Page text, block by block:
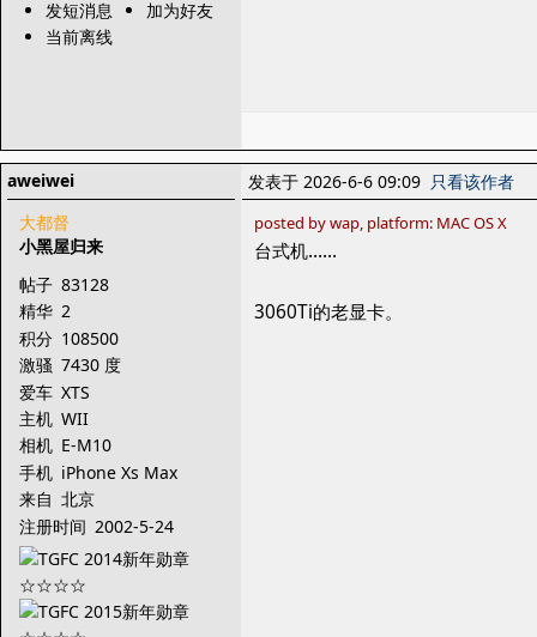
发短消息
加为好友
当前离线
aweiwei
大都督
小黑屋归来
帖子 83128
精华 2
积分 108500
激骚 7430 度
爱车 XTS
主机 WII
相机 E-M10
手机 iPhone Xs Max
来自 北京
注册时间 2002-5-24
发表于 2026-6-6 09:09 只看该作者
posted by wap, platform: MAC OS X
台式机……
3060Ti的老显卡。